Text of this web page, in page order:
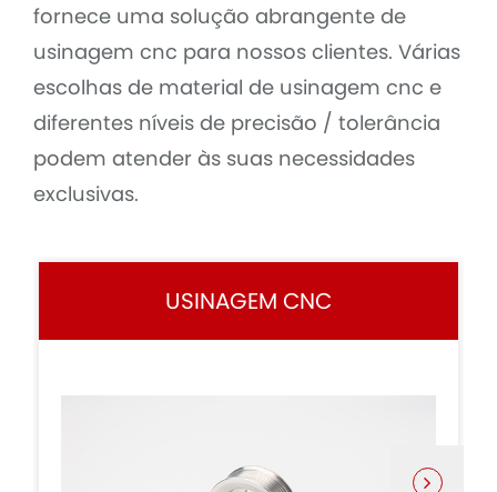
fornece uma solução abrangente de
usinagem cnc para nossos clientes. Várias
escolhas de material de usinagem cnc e
diferentes níveis de precisão / tolerância
podem atender às suas necessidades
exclusivas.
USINAGEM CNC